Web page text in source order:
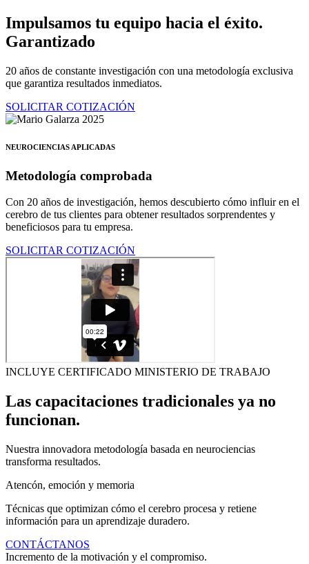
Ir
al
contenido
Impulsamos tu equipo hacia el éxito.
Garantizado
20 años de constante investigación con una metodología exclusiva
que garantiza resultados inmediatos.
SOLICITAR COTIZACIÓN
NEUROCIENCIAS APLICADAS
Metodología comprobada
Con 20 años de investigación, hemos descubierto cómo influir en el
cerebro de tus clientes para obtener resultados sorprendentes y
beneficiosos para tu empresa.
SOLICITAR COTIZACIÓN
INCLUYE CERTIFICADO MINISTERIO DE TRABAJO
Las capacitaciones tradicionales ya no
funcionan.
Nuestra innovadora metodología basada en neurociencias
transforma resultados.
Atencón, emoción y memoria
Técnicas que optimizan cómo el cerebro procesa y retiene
información para un aprendizaje duradero.
CONTÁCTANOS
Incremento de la motivación y el compromiso.